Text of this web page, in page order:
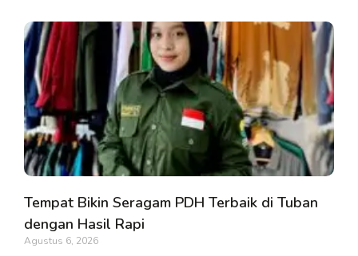
Tempat Bikin Seragam PDH Terbaik di Tuban
dengan Hasil Rapi
Agustus 6, 2026